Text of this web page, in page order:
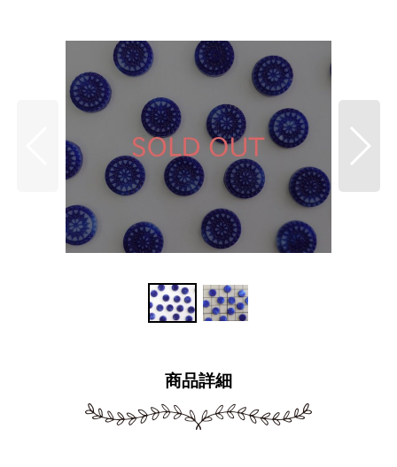
商品詳細